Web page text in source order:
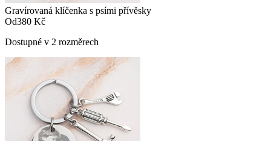
Gravírovaná klíčenka s psími přívěsky
Od380 Kč
Dostupné v 2 rozměrech